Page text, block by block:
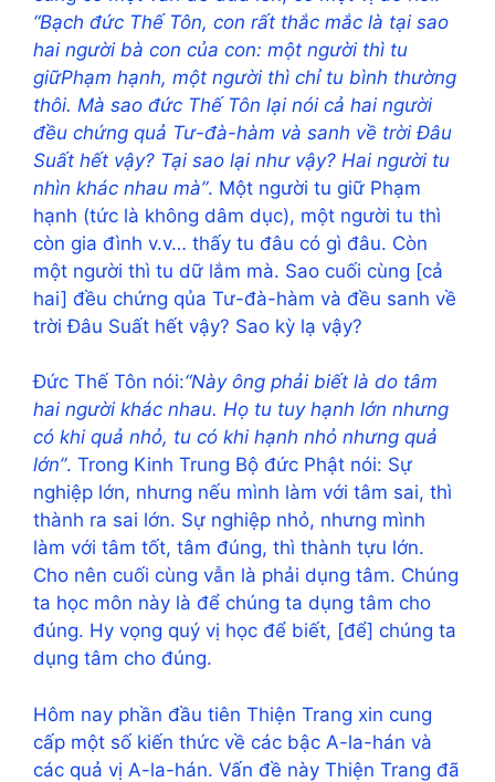
“Bạch đức Thế Tôn, con rất thắc mắc là tại sao
hai người bà con của con: một người thì tu
giữPhạm hạnh, một người thì chỉ tu bình thường
thôi. Mà sao đức Thế Tôn lại nói cả hai người
đều chứng quả Tư-đà-hàm và sanh về trời Đâu
Suất hết vậy? Tại sao lại như vậy? Hai người tu
nhìn khác nhau mà”. Một người tu giữ Phạm
hạnh (tức là không dâm dục), một người tu thì
còn gia đình v.v… thấy tu đâu có gì đâu. Còn
một người thì tu dữ lắm mà. Sao cuối cùng [cả
hai] đều chứng qủa Tư-đà-hàm và đều sanh về
trời Đâu Suất hết vậy? Sao kỳ lạ vậy?
Đức Thế Tôn nói:“Này ông phải biết là do tâm
hai người khác nhau. Họ tu tuy hạnh lớn nhưng
có khi quả nhỏ, tu có khi hạnh nhỏ nhưng quả
lớn”. Trong Kinh Trung Bộ đức Phật nói: Sự
nghiệp lớn, nhưng nếu mình làm với tâm sai, thì
thành ra sai lớn. Sự nghiệp nhỏ, nhưng mình
làm với tâm tốt, tâm đúng, thì thành tựu lớn.
Cho nên cuối cùng vẫn là phải dụng tâm. Chúng
ta học môn này là để chúng ta dụng tâm cho
đúng. Hy vọng quý vị học để biết, [để] chúng ta
dụng tâm cho đúng.
Hôm nay phần đầu tiên Thiện Trang xin cung
cấp một số kiến thức về các bậc A-la-hán và
các quả vị A-la-hán. Vấn đề này Thiện Trang đã